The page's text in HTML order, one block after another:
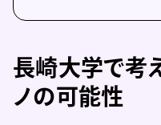
長崎大学で考
ノの可能性